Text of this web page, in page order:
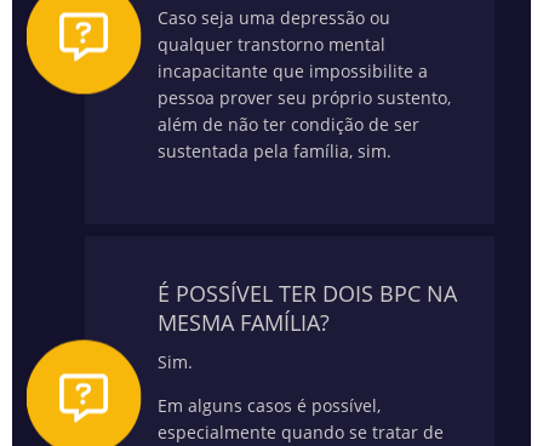
Caso seja uma depressão ou
qualquer transtorno mental
incapacitante que impossibilite a
pessoa prover seu próprio sustento,
além de não ter condição de ser
sustentada pela família, sim.
É POSSÍVEL TER DOIS BPC NA
MESMA FAMÍLIA?
Sim.
Em alguns casos é possível,
especialmente quando se tratar de